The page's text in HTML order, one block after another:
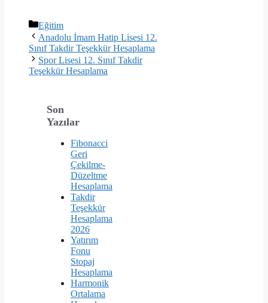
Kategoriler
Eğitim
Anadolu İmam Hatip Lisesi 12.
Sınıf Takdir Teşekkür Hesaplama
Spor Lisesi 12. Sınıf Takdir
Teşekkür Hesaplama
Son
Yazılar
Fibonacci
Geri
Çekilme-
Düzeltme
Hesaplama
Takdir
Teşekkür
Hesaplama
2026
Yatırım
Fonu
Stopaj
Hesaplama
Harmonik
Ortalama